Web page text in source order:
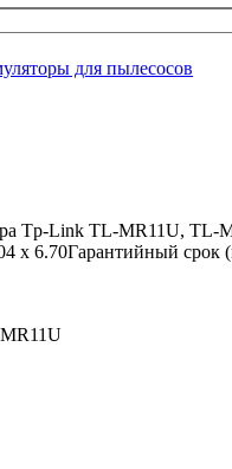
для пылесосов
Tp-Link TL-MR11U,
x 6.70Гарантийный